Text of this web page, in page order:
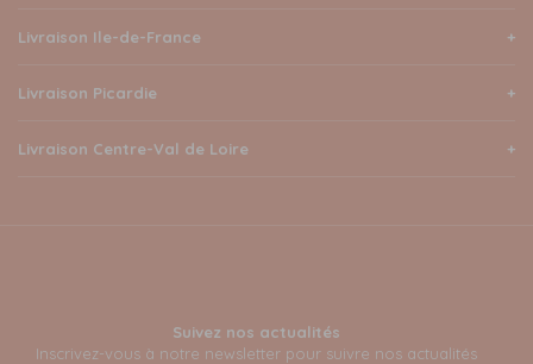
Livraison Ile-de-France
Livraison Picardie
Livraison Centre-Val de Loire
Suivez nos actualités
Inscrivez-vous à notre newsletter pour suivre nos actualités